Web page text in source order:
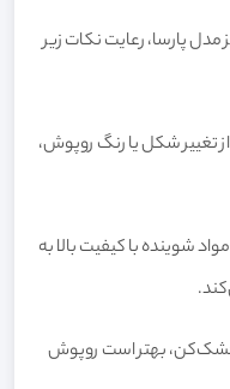
پارسا، رعایت نکات زیر
تغییر شکل یا رنگ روپوش،
شوینده با کیفیت بالا به
بهتر است روپوش